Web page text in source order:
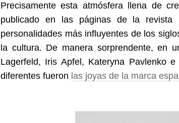
Precisamente esta atmósfera llena de
publicado en las páginas de la revista
personalidades más influyentes de los
la cultura. De manera sorprendente, en
Lagerfeld, Iris Apfel, Kateryna Pavlenko
diferentes fueron las joyas de la marca